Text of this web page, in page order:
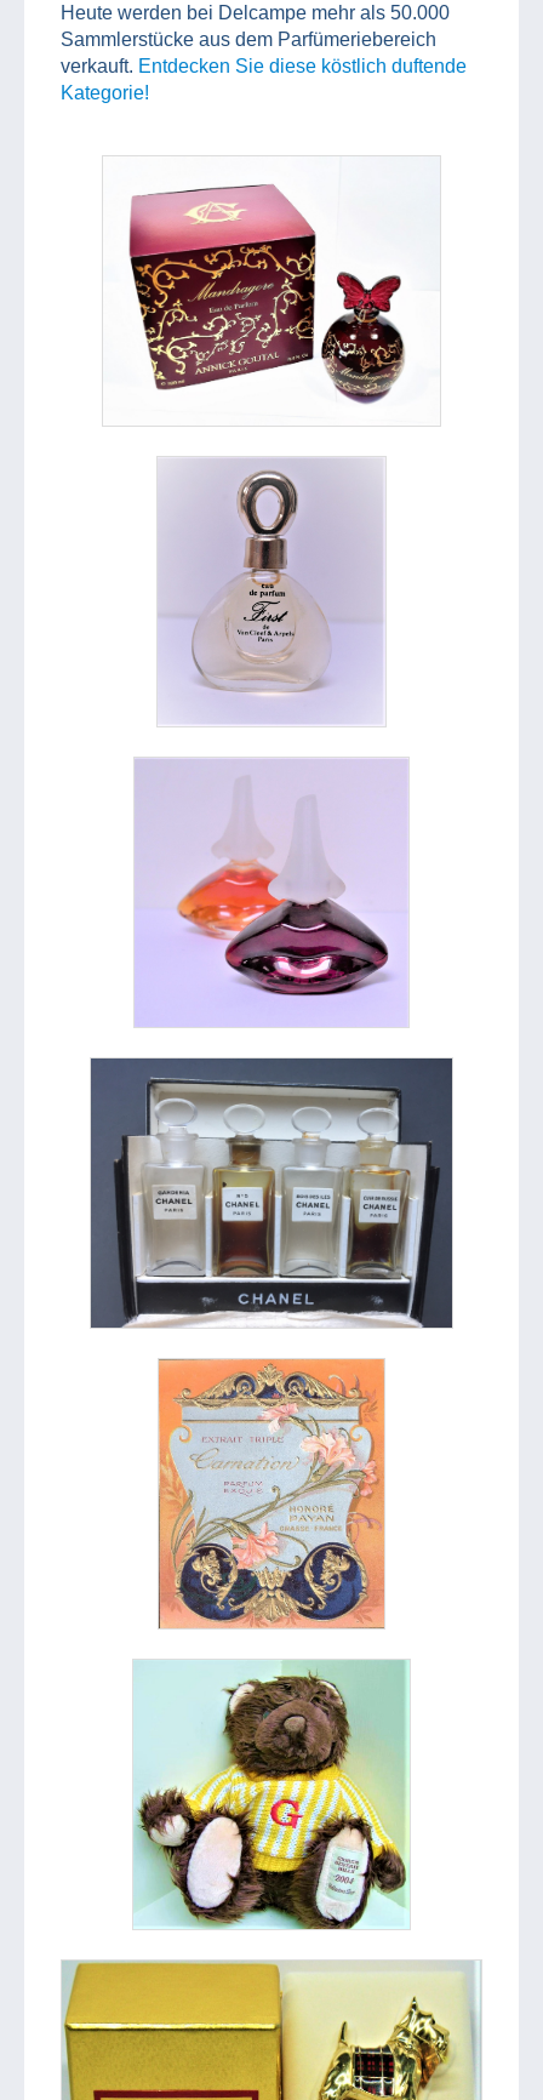
Heute werden bei Delcampe mehr als 50.000
Sammlerstücke aus dem Parfümeriebereich
verkauft. Entdecken Sie diese köstlich duftende
Kategorie!